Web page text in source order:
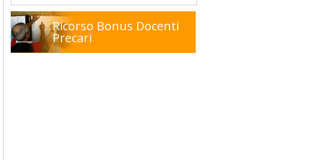
Ricorso Bonus Docenti
Precari